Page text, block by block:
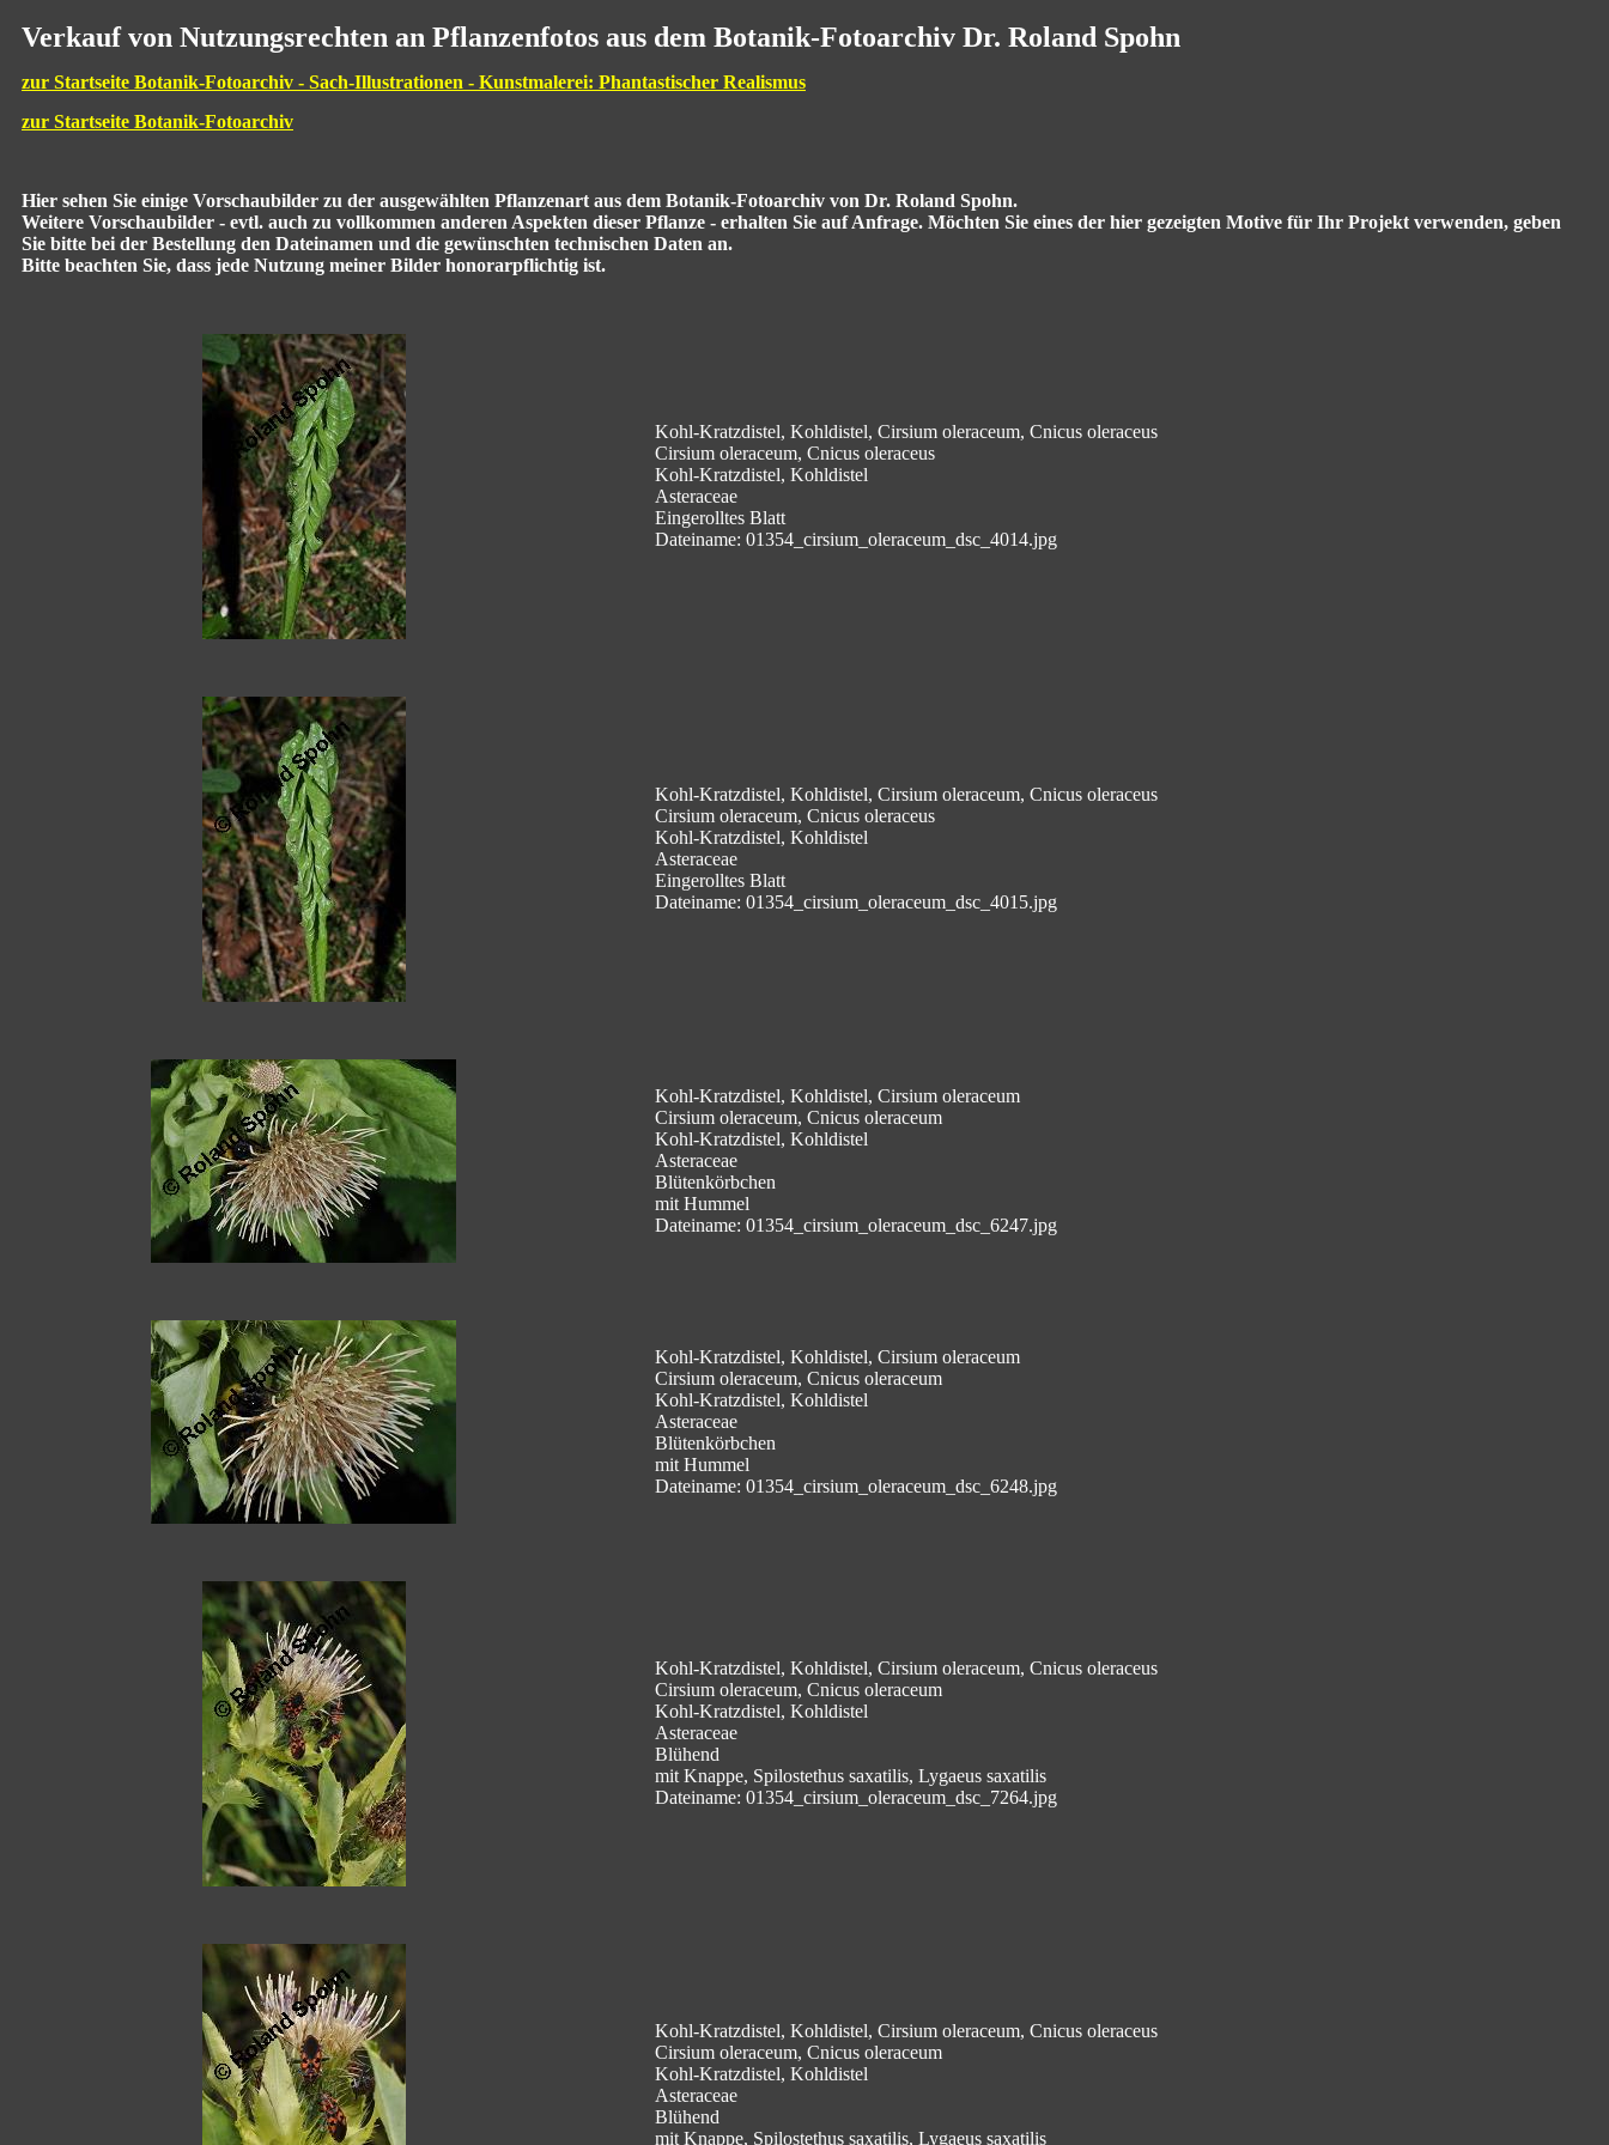
Verkauf von Nutzungsrechten an Pflanzenfotos aus dem Botanik-Fotoarchiv Dr. Roland Spohn
zur Startseite Botanik-Fotoarchiv - Sach-Illustrationen - Kunstmalerei: Phantastischer Realismus
zur Startseite Botanik-Fotoarchiv
Hier sehen Sie einige Vorschaubilder zu der ausgewählten Pflanzenart aus dem Botanik-Fotoarchiv von Dr. Roland Spohn.
Weitere Vorschaubilder - evtl. auch zu vollkommen anderen Aspekten dieser Pflanze - erhalten Sie auf Anfrage. Möchten Sie eines der hier gezeigten Motive für Ihr Projekt verwenden, geben
Sie bitte bei der Bestellung den Dateinamen und die gewünschten technischen Daten an.
Bitte beachten Sie, dass jede Nutzung meiner Bilder honorarpflichtig ist.
Kohl-Kratzdistel, Kohldistel, Cirsium oleraceum, Cnicus oleraceus
Cirsium oleraceum, Cnicus oleraceus
Kohl-Kratzdistel, Kohldistel
Asteraceae
Eingerolltes Blatt
Dateiname: 01354_cirsium_oleraceum_dsc_4014.jpg
Kohl-Kratzdistel, Kohldistel, Cirsium oleraceum, Cnicus oleraceus
Cirsium oleraceum, Cnicus oleraceus
Kohl-Kratzdistel, Kohldistel
Asteraceae
Eingerolltes Blatt
Dateiname: 01354_cirsium_oleraceum_dsc_4015.jpg
Kohl-Kratzdistel, Kohldistel, Cirsium oleraceum
Cirsium oleraceum, Cnicus oleraceum
Kohl-Kratzdistel, Kohldistel
Asteraceae
Blütenkörbchen
mit Hummel
Dateiname: 01354_cirsium_oleraceum_dsc_6247.jpg
Kohl-Kratzdistel, Kohldistel, Cirsium oleraceum
Cirsium oleraceum, Cnicus oleraceum
Kohl-Kratzdistel, Kohldistel
Asteraceae
Blütenkörbchen
mit Hummel
Dateiname: 01354_cirsium_oleraceum_dsc_6248.jpg
Kohl-Kratzdistel, Kohldistel, Cirsium oleraceum, Cnicus oleraceus
Cirsium oleraceum, Cnicus oleraceum
Kohl-Kratzdistel, Kohldistel
Asteraceae
Blühend
mit Knappe, Spilostethus saxatilis, Lygaeus saxatilis
Dateiname: 01354_cirsium_oleraceum_dsc_7264.jpg
Kohl-Kratzdistel, Kohldistel, Cirsium oleraceum, Cnicus oleraceus
Cirsium oleraceum, Cnicus oleraceum
Kohl-Kratzdistel, Kohldistel
Asteraceae
Blühend
mit Knappe, Spilostethus saxatilis, Lygaeus saxatilis